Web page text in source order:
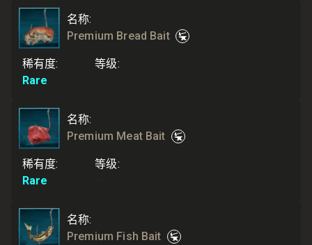
名称:
Premium Bread Bait
稀有度:
Rare
等级:
名称:
Premium Meat Bait
稀有度:
Rare
等级:
名称:
Premium Fish Bait